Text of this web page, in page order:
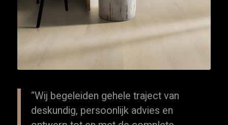
“Wij begeleiden gehele traject van
deskundig, persoonlijk advies en